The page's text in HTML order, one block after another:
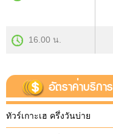
16.00 น.
อัตราค่าบริการ
ทัวร์เกาะเฮ ครึ่งวันบ่าย